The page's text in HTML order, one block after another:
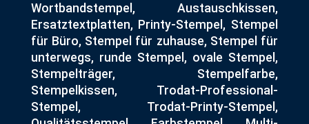
Wortbandstempel, Austauschkissen,
Ersatztextplatten, Printy-Stempel, Stempel
für Büro, Stempel für zuhause, Stempel für
unterwegs, runde Stempel, ovale Stempel,
Stempelträger, Stempelfarbe,
Stempelkissen, Trodat-Professional-
Stempel, Trodat-Printy-Stempel,